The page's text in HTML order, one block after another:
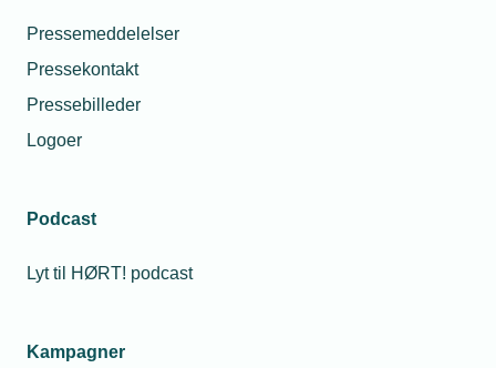
Pressemeddelelser
Pressekontakt
Pressebilleder
Logoer
Podcast
Lyt til HØRT! podcast
Kampagner